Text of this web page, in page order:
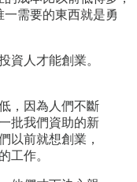
需要的東西就是勇
資人才能創業。
，因為人們不斷
批我們資助的新
以前就想創業，
工作。